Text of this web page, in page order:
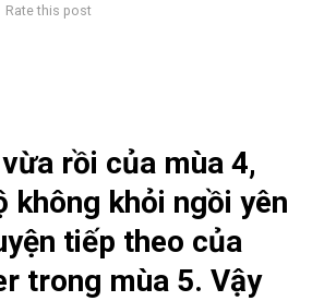
Rate this post
rồi của mùa 4,
không khỏi ngồi yên
tiếp theo của
trong mùa 5. Vậy